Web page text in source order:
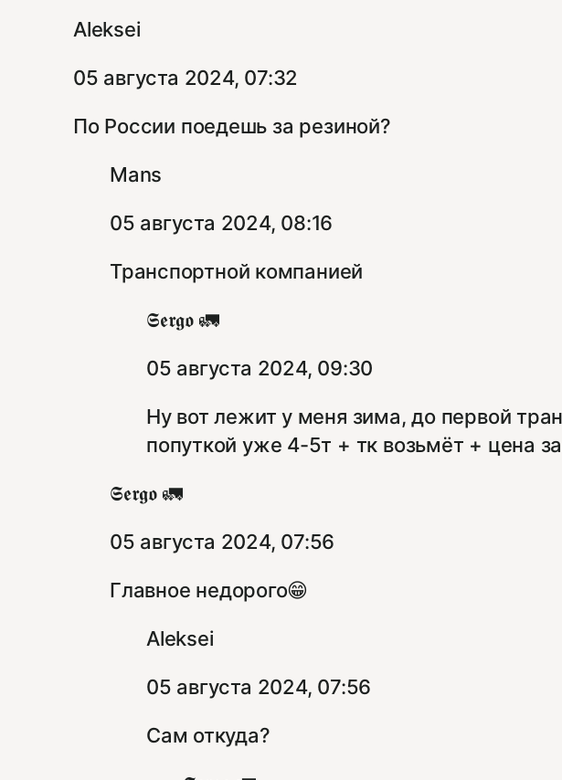
Aleksei
05 августа 2024, 07:32
По России поедешь за резиной?
Mans
05 августа 2024, 08:16
Транспортной компанией
𝕾𝖊𝖗𝖌𝖔 🚛
05 августа 2024, 09:30
Ну вот лежит у меня зима, до первой
попуткой уже 4-5т + тк возьмёт + цена
𝕾𝖊𝖗𝖌𝖔 🚛
05 августа 2024, 07:56
Главное недорого😁
Aleksei
05 августа 2024, 07:56
Сам откуда?